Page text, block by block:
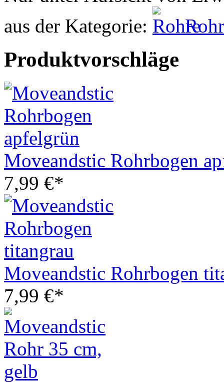
aus der Kategorie:
Produktvorschläge
Moveandstic Rohrbogen
7,99 €*
Moveandstic Rohrbogen
7,99 €*